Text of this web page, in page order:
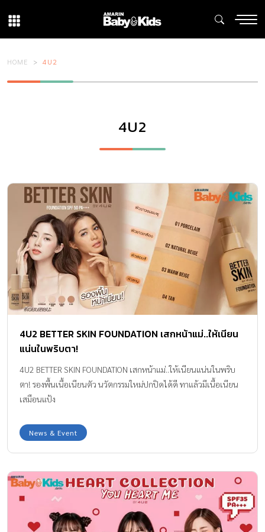
HOME 4U2
4U2
4U2 BETTER SKIN FOUNDATION เสกหน้าแม่..ให้เนียน
แน่นในพริบตา!
4U2 BETTER SKIN FOUNDATION เสกหน้าแม่..ให้เนียนแน่นในพริบ
ตา! รองพื้นเนื้อเนียนตัว นวัตกรรมใหม่ปกปิดได้ดี ทาแล้วมีเนื้อเนียน
เสมือนแป้ง
News & Event